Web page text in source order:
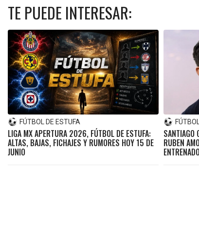
TE PUEDE INTERESAR:
FÚTBOL DE ESTUFA
LIGA MX APERTURA 2026, FÚTBOL DE ESTUFA:
ALTAS, BAJAS, FICHAJES Y RUMORES HOY 15 DE
JUNIO
SANTIAGO
RUBEN